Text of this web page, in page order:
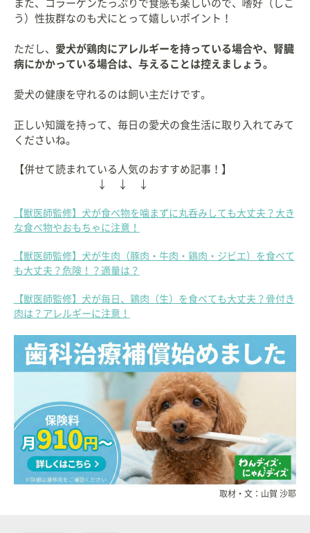
また、コラーゲンたっぷりで食感も楽しいので、嗜好（しこ
う）性抜群なのも犬にとって嬉しいポイント！
ただし、 愛犬が鶏肉にアレルギーを持っている場合や、腎臓
病にかかっている場合は、与えることは控えましょう。
愛犬の健康を守れるのは飼い主だけです。
正しい知識を持って、毎日の愛犬の食生活に取り入れてみて
くださいね。
【併せて読まれている人気のおすすめ記事！】
↓ ↓ ↓
【獣医師監修】犬が食べ物を噛まずに丸呑みしても大丈夫？大き
な食べ物やおもちゃに注意！
【獣医師監修】犬が生肉（豚肉・牛肉・鶏肉・ジビエ）を食べて
も大丈夫？危険！？適量は？
【獣医師監修】犬が毎日、鶏肉（生）を食べても大丈夫？骨付き
肉は？アレルギーに注意！
取材・文：山賀 沙耶